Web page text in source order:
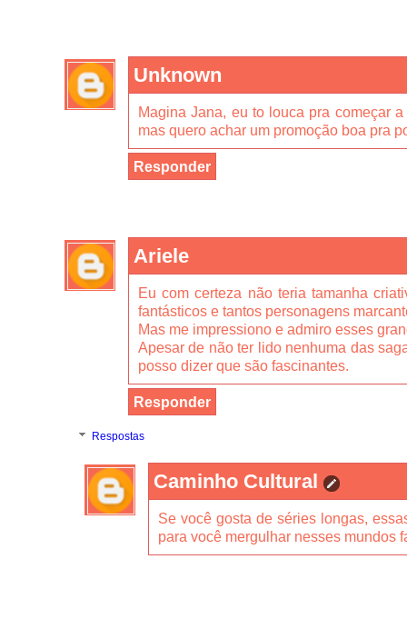
Unknown
Magina Jana, eu to louca pra começar
mas quero achar um promoção boa pra
Responder
Ariele
Eu com certeza não teria tamanha
fantásticos e tantos personagens
Mas me impressiono e admiro esses
Apesar de não ter lido nenhuma das
posso dizer que são fascinantes.
Responder
Respostas
Caminho Cultural
Se você gosta de séries longas,
para você mergulhar nesses mundos